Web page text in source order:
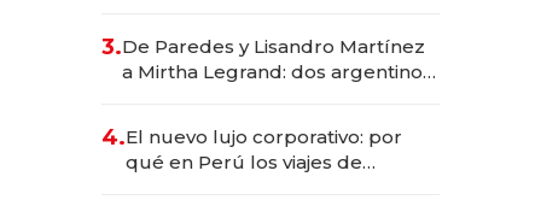
las marcas "fast premium"
3.De Paredes y Lisandro Martínez
a Mirtha Legrand: dos argentinos
4.El nuevo lujo corporativo: por
qué en Perú los viajes de